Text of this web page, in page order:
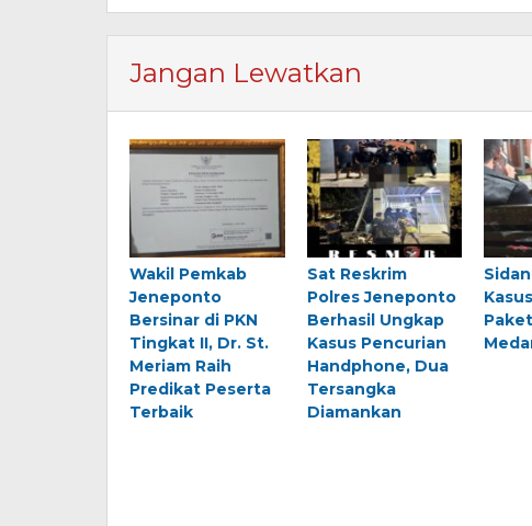
Jangan Lewatkan
Wakil Pemkab
Jeneponto
Bersinar di PKN
Tingkat II, Dr. St.
Meriam Raih
Predikat Peserta
Terbaik
Sat Reskrim
Polres Jeneponto
Berhasil Ungkap
Kasus Pencurian
Handphone, Dua
Tersangka
Diamankan